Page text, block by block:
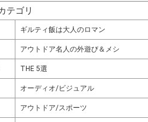
テゴリ
ギルティ飯は大人のロマン
アウトドア名人の外遊び＆メシ
THE 5選
オーディオ/ビジュアル
アウトドア/スポーツ